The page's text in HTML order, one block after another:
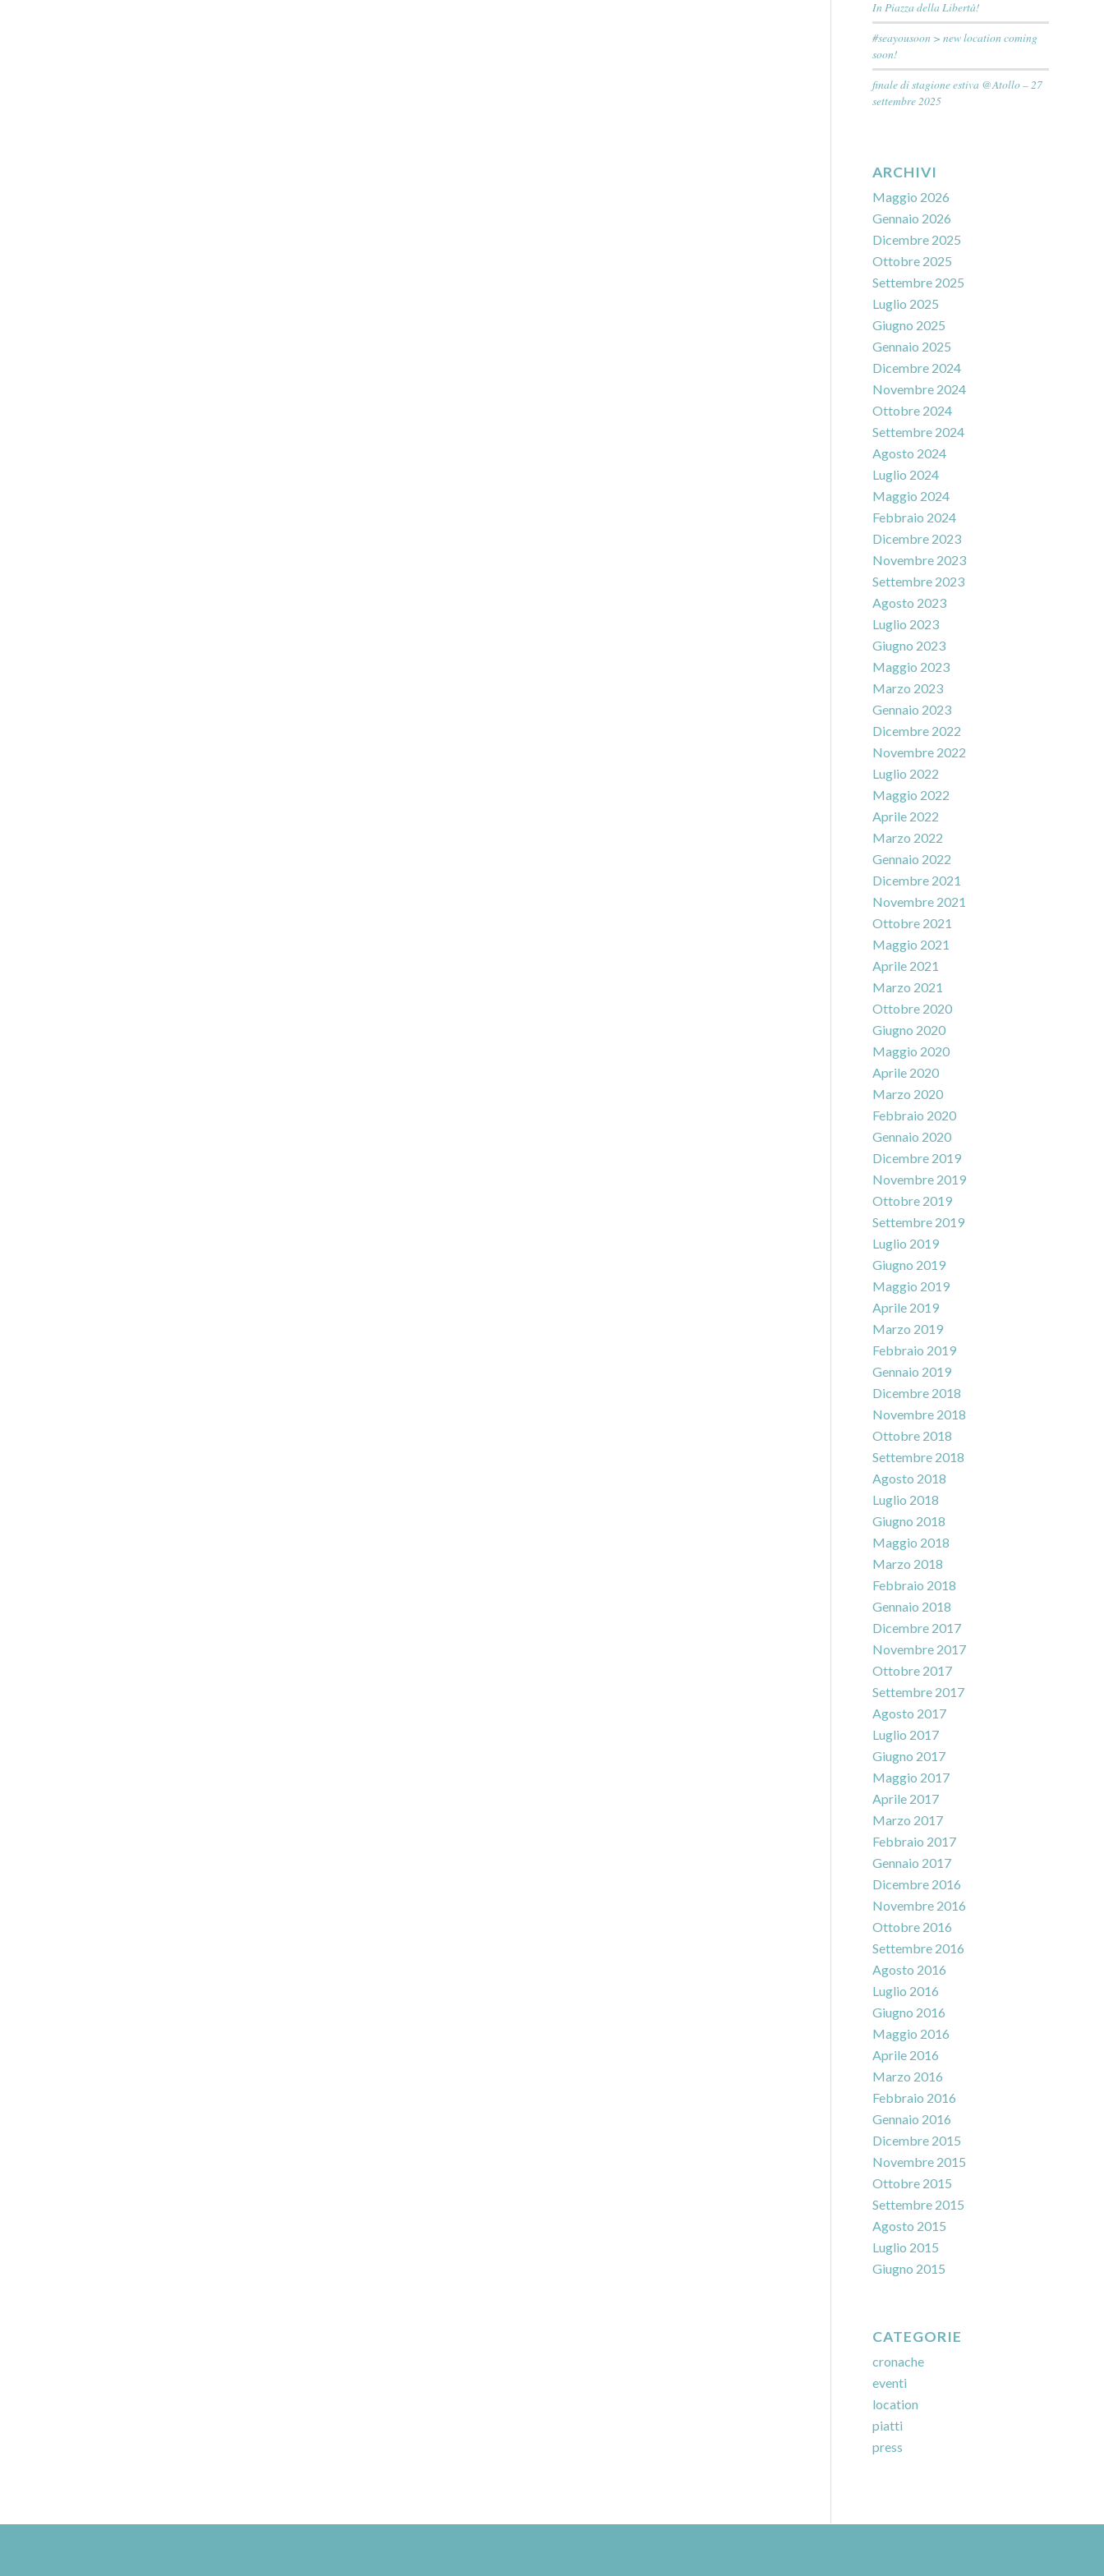
In Piazza della Libertà!
#seayousoon > new location coming
soon!
finale di stagione estiva @Atollo – 27
settembre 2025
ARCHIVI
Maggio 2026
Gennaio 2026
Dicembre 2025
Ottobre 2025
Settembre 2025
Luglio 2025
Giugno 2025
Gennaio 2025
Dicembre 2024
Novembre 2024
Ottobre 2024
Settembre 2024
Agosto 2024
Luglio 2024
Maggio 2024
Febbraio 2024
Dicembre 2023
Novembre 2023
Settembre 2023
Agosto 2023
Luglio 2023
Giugno 2023
Maggio 2023
Marzo 2023
Gennaio 2023
Dicembre 2022
Novembre 2022
Luglio 2022
Maggio 2022
Aprile 2022
Marzo 2022
Gennaio 2022
Dicembre 2021
Novembre 2021
Ottobre 2021
Maggio 2021
Aprile 2021
Marzo 2021
Ottobre 2020
Giugno 2020
Maggio 2020
Aprile 2020
Marzo 2020
Febbraio 2020
Gennaio 2020
Dicembre 2019
Novembre 2019
Ottobre 2019
Settembre 2019
Luglio 2019
Giugno 2019
Maggio 2019
Aprile 2019
Marzo 2019
Febbraio 2019
Gennaio 2019
Dicembre 2018
Novembre 2018
Ottobre 2018
Settembre 2018
Agosto 2018
Luglio 2018
Giugno 2018
Maggio 2018
Marzo 2018
Febbraio 2018
Gennaio 2018
Dicembre 2017
Novembre 2017
Ottobre 2017
Settembre 2017
Agosto 2017
Luglio 2017
Giugno 2017
Maggio 2017
Aprile 2017
Marzo 2017
Febbraio 2017
Gennaio 2017
Dicembre 2016
Novembre 2016
Ottobre 2016
Settembre 2016
Agosto 2016
Luglio 2016
Giugno 2016
Maggio 2016
Aprile 2016
Marzo 2016
Febbraio 2016
Gennaio 2016
Dicembre 2015
Novembre 2015
Ottobre 2015
Settembre 2015
Agosto 2015
Luglio 2015
Giugno 2015
CATEGORIE
cronache
eventi
location
piatti
press